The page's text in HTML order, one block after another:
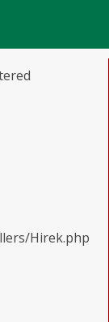
Hirek.php